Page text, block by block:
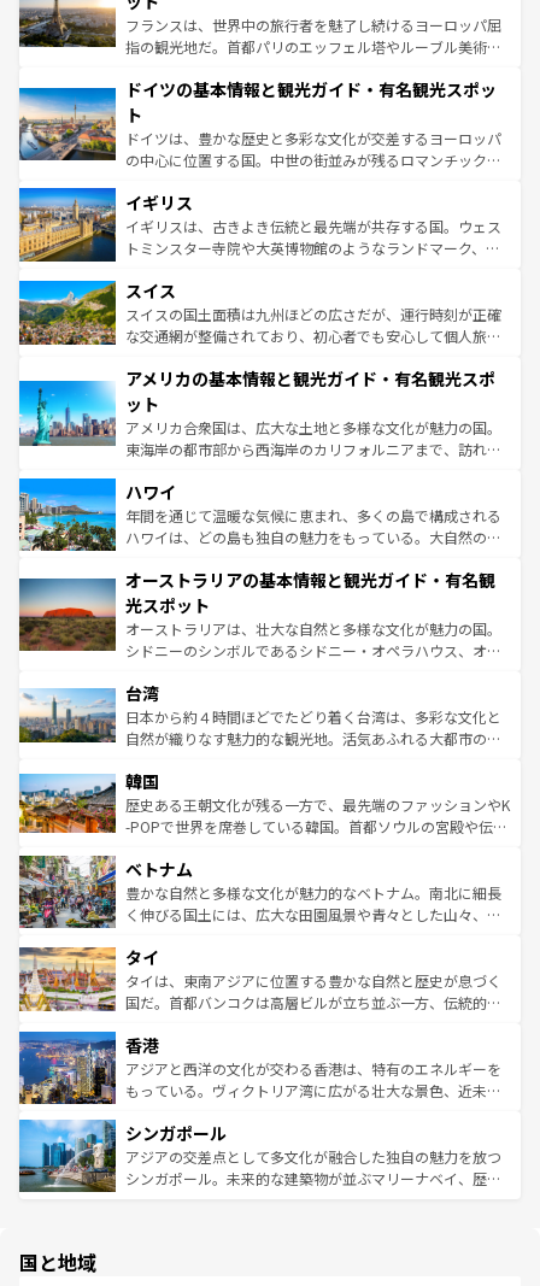
る。首都マドリードの洗練された雰囲気や、バルセロナの
アートに溢れた街角から、地方では古代ローマ遺跡や中世
せる。地方によって風土や気候が異なるスペインはその個
ンテンツ一覧 を参照してほしい。
フランスは、世界中の旅行者を魅了し続けるヨーロッパ屈
指の観光地だ。首都パリのエッフェル塔やルーブル美術館
で、幅広い魅力が詰まっている。華麗な宮殿、歴史的な大
聖堂、美しいビーチ、そして豊かな自然が、訪れる者を心
から魅了する。また、フランスは美食の国としても知ら
れ、フランス料理はユネスコ無形文化遺産にも登録されて
香り高いラベンダー畑など、多彩な楽しみ方が可能だ。さ
らに、パリ以外の地域にも魅力が溢れており、どの街角に
も豊かな歴史と文化が息づいている。パリ以外の個性あふ
を参照してほしい。
ドイツの基本情報と観光ガイド・有名観光スポッ
ト
ドイツは、豊かな歴史と多彩な文化が交差するヨーロッパ
の中心に位置する国。中世の街並みが残るロマンチック街
顔を持つこの国は、どこを歩いても飽きることがない。ベ
ルリンの文化的活気、バイエルン州のアルプスの絶景、そ
してライン川沿いのワイン畑といった風景は必見。ビール
は、お酒好きな人にはぜひ体験してほしい。 なお、新着の
ドイツ情報はコンテンツ一覧を参照してほしい。
イギリス
イギリスは、古きよき伝統と最先端が共存する国。ウェス
トミンスター寺院や大英博物館のようなランドマーク、歴
リアごとに異なる魅力がある。また、優雅なアフタヌーン
ティー、ビール好きにはたまらない英国パブ、サッカー観
戦など、本場だからこそできる体験も豊富。イギリスを旅
ンツ一覧を参照してほしい。
スイス
スイスの国土面積は九州ほどの広さだが、運行時刻が正確
な交通網が整備されており、初心者でも安心して個人旅行
の建物がそのまま残る町や、スイスならではのユニークな
博物館もあり、アルプス観光だけでなく町歩きも満喫する
ことができる。国民の所得が高いため物価も高いが、旅行
者向けの交通パス提供のサービスもあり、うまく活用すれ
着のスイス情報は
アメリカの基本情報と観光ガイド・有名観光スポ
ット
アメリカ合衆国は、広大な土地と多様な文化が魅力の国。
東海岸の都市部から西海岸のカリフォルニアまで、訪れる
のような巨大都市は、観光、ショッピング、エンターテイ
ンメントが詰まった刺激的なスポットだ。一方、アメリカ
西部には大自然が広がり、グランドキャニオンやイエロー
部のニューオーリンズでは、音楽と美食が融合した独特の
文化が魅力。旅行者はアメリカの各地域で異なる魅力を楽
しみながら、その多様性と豊かな歴史を感じることができ
るだろう。車でのロードトリップや列車の旅も、アメリカ
情報は
ハワイ
年間を通じて温暖な気候に恵まれ、多くの島で構成される
ハワイは、どの島も独自の魅力をもっている。大自然の神
ワイ島は見逃せない。また、定番の観光地といえばオアフ
島だが、静かな自然を求めるならマウイ島やカウアイ島が
おすすめ。エメラルドグリーンに輝く海をはじめ、豊かな
文化や歴史が息づいている。「アロハスピリット」と呼ば
人々、おいしいローカルフードやハワイアンミュージッ
ク、伝統的なフラダンスなど、すべてがハワイの魅力を彩
っている。訪れるたびに新しい発見と感動が待っているハ
はコンテンツ一覧
オーストラリアの基本情報と観光ガイド・有名観
光スポット
オーストラリアは、壮大な自然と多様な文化が魅力の国。
シドニーのシンボルであるシドニー・オペラハウス、オー
リアリーフや大陸中央部にそびえるウルル（エアーズロッ
ク）、タスマニアの美しい原生林やケアンズの熱帯雨林な
ど、見どころがたくさん。また、カフェやワイン、オージ
いる。アクティビティも充実しており、サーフィンやダイ
ビング、ハイキングなど、アウトドア好きにはたまらな
い。オーストラリアの多彩な魅力を存分に味わいつくそ
参照してほしい。
台湾
日本から約４時間ほどでたどり着く台湾は、多彩な文化と
自然が織りなす魅力的な観光地。活気あふれる大都市の台
ン）、静ひつな山岳地帯である台湾東部など、都市の喧騒
と山間の静けさが共存しており、訪れる人に新しい発見と
驚きをもたらしてくれる。また、奥深い台湾の食文化も魅
容にもいいと評判のスイーツなど、バラエティ豊かな料理
が味わえる。 なお、新着の台湾情報は コンテンツ一覧を参
照してほしい。
韓国
歴史ある王朝文化が残る一方で、最先端のファッションやK
-POPで世界を席巻している韓国。首都ソウルの宮殿や伝統
き、地方に足を延ばせば四季折々の自然美を楽しむことが
できる。そして、キムチや焼肉、絶品のストリートフード
まで、さまざまな韓国料理が待っている。夜には、韓国な
リティに包まれながら、韓国の多彩な魅力を心ゆくまで味
わってみてほしい。 なお、新着の韓国情報はコンテンツ一
覧を参照してほしい。
ベトナム
豊かな自然と多様な文化が魅力的なベトナム。南北に細長
く伸びる国土には、広大な田園風景や青々とした山々、世
急速な発展と共に伝統が息づく。ハノイの古い町並みやホ
ーチミン市のフランス統治時代の建物も、独特の雰囲気を
醸し出している。また、バラエティの豊かさとおいしさで
とつ。フォーやバインミー、ベトナムコーヒーなどは、ぜ
ひ現地で味わいたい。どの地域を訪れてもあたたかい人々
が旅行者を迎えてくれるので、きっと忘れられない旅にな
参照してほしい。
タイ
タイは、東南アジアに位置する豊かな自然と歴史が息づく
国だ。首都バンコクは高層ビルが立ち並ぶ一方、伝統的な
の活気が交差している。北部ではチェンマイなどの山岳地
帯で自然と触れ合い、南部ではプーケットやクラビの美し
いビーチでリゾート気分を楽しむことができる。タイ料理
激する。気候は一年中温暖で、どの季節にも異なる楽しみ
が待っている。親しみやすいタイの人々、仏教を中心とし
た文化、そして多様な観光資源が、訪れる旅人を魅了し続
香港
アジアと西洋の文化が交わる香港は、特有のエネルギーを
もっている。ヴィクトリア湾に広がる壮大な景色、近未来
み、どこを訪れても感動するはず。観光スポットが密集し
ており、効率よく見どころを回れるのも魅力。息をのむよ
うな絶景から文化的な体験まで、香港を存分に楽しみ尽く
シンガポール
アジアの交差点として多文化が融合した独自の魅力を放つ
シンガポール。未来的な建築物が並ぶマリーナベイ、歴史
国と地域